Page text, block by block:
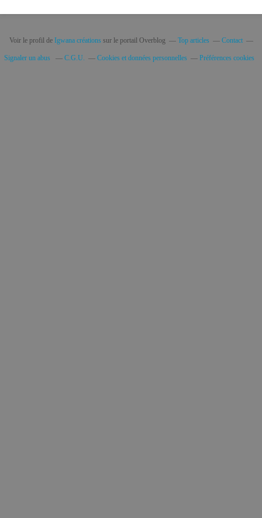
Voir le profil de Igwana créationssur le portail Overblog Top articles Contact
Signaler un abus C.G.U. Cookies et données personnelles Préférences cookies